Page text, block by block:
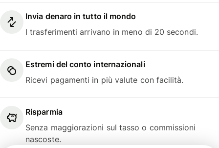
Invia denaro in tutto il mondo
I trasferimenti arrivano in meno di 20 secondi.
Estremi del conto internazionali
Ricevi pagamenti in più valute con facilità.
Risparmia
Senza maggiorazioni sul tasso o commissioni
nascoste.